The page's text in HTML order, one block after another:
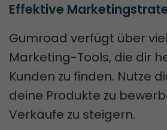
Effektive
Gumroad verfügt über
Marketing-Tools, die dir
Kunden zu finden. Nutze
deine Produkte zu
Verkäufe zu steigern.